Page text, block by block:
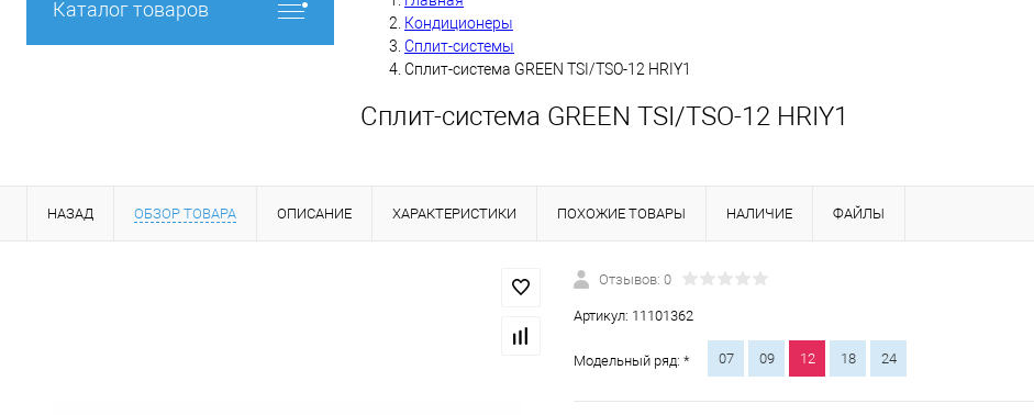
Каталог товаров
Кондиционеры
Сплит-системы
Сплит-система GREEN TSI/TSO-12 HRIY1
Сплит-система GREEN TSI/TSO-12 HRIY1
НАЗАД ОБЗОР ТОВАРА ОПИСАНИЕ ХАРАКТЕРИСТИКИ ПОХОЖИЕ ТОВАРЫ НАЛИЧИЕ ФАЙЛЫ
Отзывов: 0
Артикул: 11101362
Модельный ряд: * 07 09 12 18 24